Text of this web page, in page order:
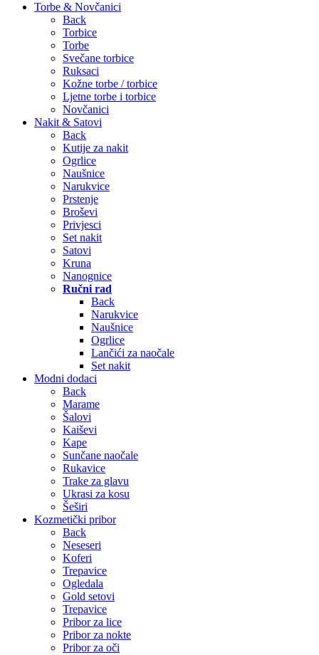
Torbe & Novčanici
Back
Torbice
Torbe
Svečane torbice
Ruksaci
Kožne torbe / torbice
Ljetne torbe i torbice
Novčanici
Nakit & Satovi
Back
Kutije za nakit
Ogrlice
Naušnice
Narukvice
Prstenje
Broševi
Privjesci
Set nakit
Satovi
Kruna
Nanognice
Ručni rad
Back
Narukvice
Naušnice
Ogrlice
Lančići za naočale
Set nakit
Modni dodaci
Back
Marame
Šalovi
Kaiševi
Kape
Sunčane naočale
Rukavice
Trake za glavu
Ukrasi za kosu
Šeširi
Kozmetički pribor
Back
Neseseri
Koferi
Trepavice
Ogledala
Gold setovi
Trepavice
Pribor za lice
Pribor za nokte
Pribor za oči